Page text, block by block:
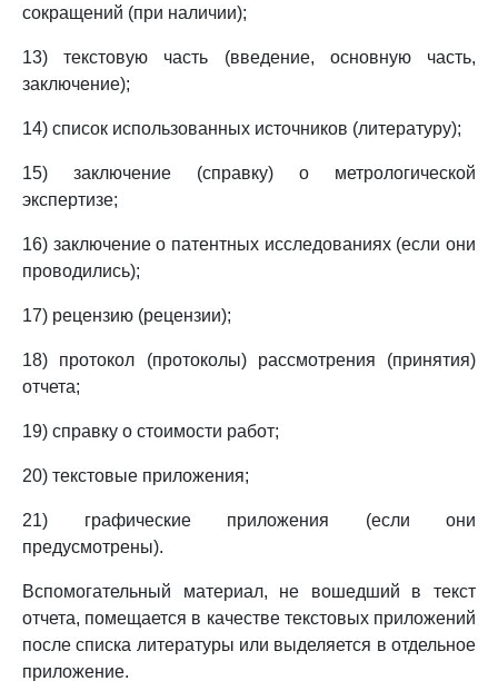
сокращений (при наличии);
13) текстовую часть (введение, основную часть,
заключение);
14) список использованных источников (литературу);
15) заключение (справку) о метрологической
экспертизе;
16) заключение о патентных исследованиях (если они
проводились);
17) рецензию (рецензии);
18) протокол (протоколы) рассмотрения (принятия)
отчета;
19) справку о стоимости работ;
20) текстовые приложения;
21) графические приложения (если они
предусмотрены).
Вспомогательный материал, не вошедший в текст
отчета, помещается в качестве текстовых приложений
после списка литературы или выделяется в отдельное
приложение.